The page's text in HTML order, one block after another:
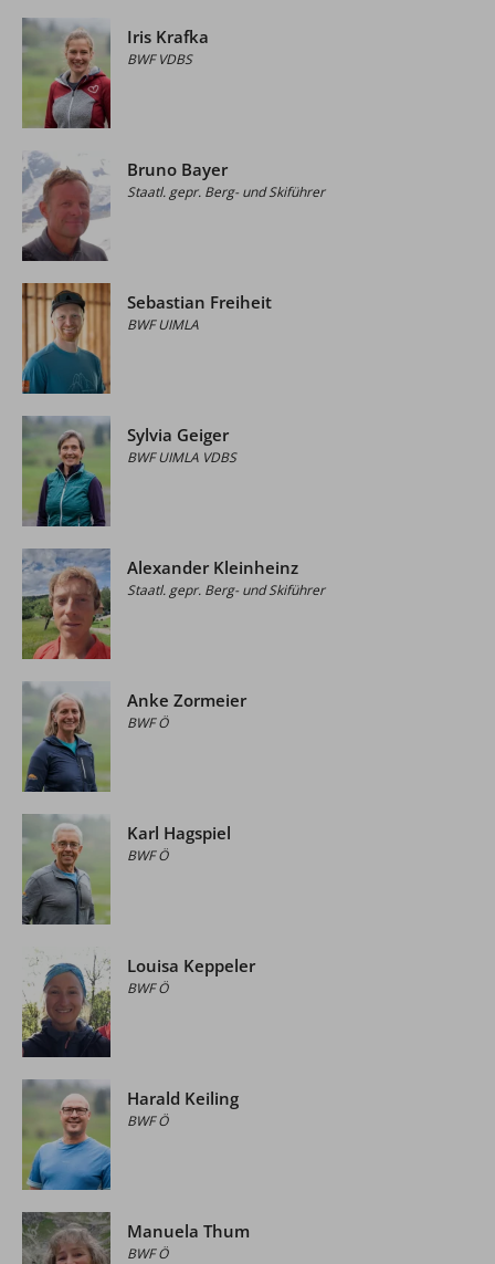
Iris Krafka
BWF VDBS
Bruno Bayer
Staatl. gepr. Berg- und Skiführer
Sebastian Freiheit
BWF UIMLA
Sylvia Geiger
BWF UIMLA VDBS
Alexander Kleinheinz
Staatl. gepr. Berg- und Skiführer
Anke Zormeier
BWF Ö
Karl Hagspiel
BWF Ö
Louisa Keppeler
BWF Ö
Harald Keiling
BWF Ö
Manuela Thum
BWF Ö